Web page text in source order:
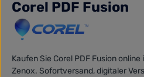
Durchschnittliche Bewertung von 0
Corel PDF Fusion
Kaufen Sie Corel PDF Fusion
Zenox. Sofortversand, digitaler